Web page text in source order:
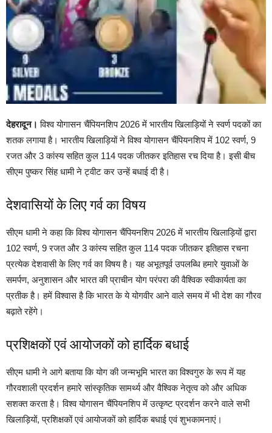
देहरादून।विश्व योगासन चैंपियनशिप 2026 में भारतीय खिलाड़ियों ने स्वर्ण पदकों का
शतक लगाया है। भारतीय खिलाड़ियों ने विश्व योगासन चैंपियनशिप में 102 स्वर्ण, 9
रजत और 3 कांस्य सहित कुल 114 पदक जीतकर इतिहास रच दिया है। इसी बीच
सीएम पुष्कर सिंह धामी ने ट्वीट कर उन्हें बधाई दी है।
देशवासियों के लिए गर्व का विषय
सीएम धामी ने कहा कि विश्व योगासन चैंपियनशिप 2026 में भारतीय खिलाड़ियों द्वारा
102 स्वर्ण, 9 रजत और 3 कांस्य सहित कुल 114 पदक जीतकर इतिहास रचना
प्रत्येक देशवासी के लिए गर्व का विषय है। यह अभूतपूर्व उपलब्धि हमारे युवाओं के
समर्पण, अनुशासन और भारत की प्राचीन योग परंपरा की वैश्विक स्वीकार्यता का
प्रतीक है। हमें विश्वास है कि भारत के ये योगवीर आने वाले समय में भी देश का गौरव
बढ़ाते रहेंगे।
प्रशिक्षकों एवं आयोजकों को हार्दिक बधाई
सीएम धामी ने आगे बताया कि योग की जन्मभूमि भारत का विश्वगुरु के रूप में यह
गौरवशाली प्रदर्शन हमारे सांस्कृतिक सामर्थ्य और वैश्विक नेतृत्व को और अधिक
सशक्त करता है। विश्व योगासन चैंपियनशिप में उत्कृष्ट प्रदर्शन करने वाले सभी
खिलाड़ियों, प्रशिक्षकों एवं आयोजकों को हार्दिक बधाई एवं शुभकामनाएं।